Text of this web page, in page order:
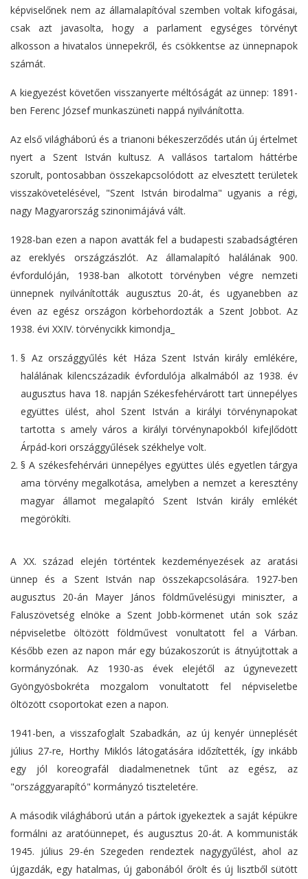
képviselőnek nem az államalapítóval szemben voltak kifogásai,
csak azt javasolta, hogy a parlament egységes törvényt
alkosson a hivatalos ünnepekről, és csökkentse az ünnepnapok
számát.
A kiegyezést követően visszanyerte méltóságát az ünnep: 1891-
ben Ferenc József munkaszüneti nappá nyilvánította.
Az első világháború és a trianoni békeszerződés után új értelmet
nyert a Szent István kultusz. A vallásos tartalom háttérbe
szorult, pontosabban összekapcsolódott az elvesztett területek
visszakövetelésével, "Szent István birodalma" ugyanis a régi,
nagy Magyarország szinonimájává vált.
1928-ban ezen a napon avatták fel a budapesti szabadságtéren
az ereklyés országzászlót. Az államalapító halálának 900.
évfordulóján, 1938-ban alkotott törvényben végre nemzeti
ünnepnek nyilvánították augusztus 20-át, és ugyanebben az
éven az egész országon körbehordozták a Szent Jobbot. Az
1938. évi XXIV. törvénycikk kimondja_
§ Az országgyűlés két Háza Szent István király emlékére,
halálának kilencszázadik évfordulója alkalmából az 1938. év
augusztus hava 18. napján Székesfehérvárott tart ünnepélyes
együttes ülést, ahol Szent István a királyi törvénynapokat
tartotta s amely város a királyi törvénynapokból kifejlődött
Árpád-kori országgyűlések székhelye volt.
§ A székesfehérvári ünnepélyes együttes ülés egyetlen tárgya
ama törvény megalkotása, amelyben a nemzet a keresztény
magyar államot megalapító Szent István király emlékét
megörökíti.
A XX. század elején történtek kezdeményezések az aratási
ünnep és a Szent István nap összekapcsolására. 1927-ben
augusztus 20-án Mayer János földművelésügyi miniszter, a
Faluszövetség elnöke a Szent Jobb-körmenet után sok száz
népviseletbe öltözött földművest vonultatott fel a Várban.
Később ezen az napon már egy búzakoszorút is átnyújtottak a
kormányzónak. Az 1930-as évek elejétől az úgynevezett
Gyöngyösbokréta mozgalom vonultatott fel népviseletbe
öltözött csoportokat ezen a napon.
1941-ben, a visszafoglalt Szabadkán, az új kenyér ünneplését
július 27-re, Horthy Miklós látogatására időzítették, így inkább
egy jól koreografál diadalmenetnek tűnt az egész, az
"országgyarapító" kormányzó tiszteletére.
A második világháború után a pártok igyekeztek a saját képükre
formálni az aratóünnepet, és augusztus 20-át. A kommunisták
1945. július 29-én Szegeden rendeztek nagygyűlést, ahol az
újgazdák, egy hatalmas, új gabonából őrölt és új lisztből sütött